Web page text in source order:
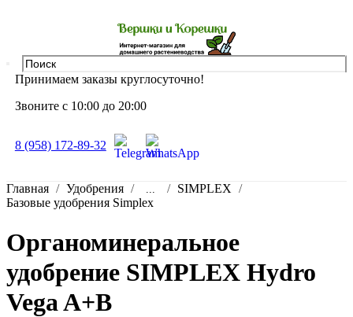
Принимаем заказы круглосуточно!
Звоните с 10:00 до 20:00
8 (958) 172-89-32
Главная Удобрения ...
SIMPLEX
Базовые удобрения Simplex
Органоминеральное
удобрение SIMPLEX Hydro
Vega A+B